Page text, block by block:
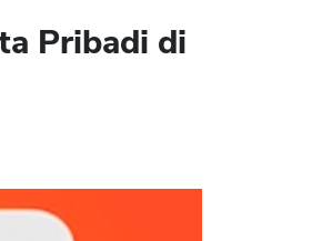
Pribadi di